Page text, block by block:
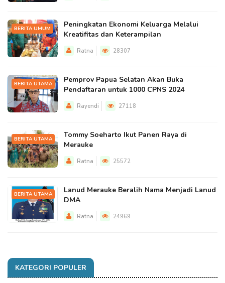
BERITA UMUM
Peningkatan Ekonomi Keluarga Melalui
Kreatifitas dan Keterampilan
Ratna 28307
BERITA UTAMA
Pemprov Papua Selatan Akan Buka
Pendaftaran untuk 1000 CPNS 2024
Rayendi 27118
BERITA UTAMA
Tommy Soeharto Ikut Panen Raya di
Merauke
Ratna 25572
BERITA UTAMA
Lanud Merauke Beralih Nama Menjadi Lanud
DMA
Ratna 24969
KATEGORI POPULER